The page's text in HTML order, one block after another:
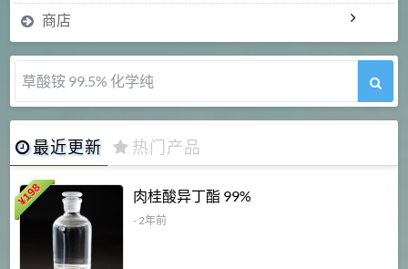
商店
5-甲氧基吲哚 98%
最近更新 热门产品
¥
198 肉桂酸异丁酯 99%
- 2年前